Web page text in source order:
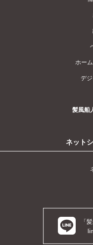
ホー
デ
髪風船
ネット
「